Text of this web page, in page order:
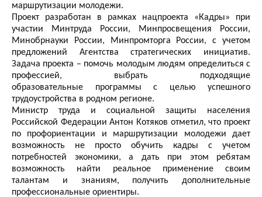
маршрутизации молодежи.
Проект разработан в рамках нацпроекта «Кадры» при
участии Минтруда России, Минпросвещения России,
Минобрнауки России, Минпромторга России, с учетом
предложений Агентства стратегических инициатив.
Задача проекта – помочь молодым людям определиться с
профессией, выбрать подходящие
образовательные программы с целью успешного
трудоустройства в родном регионе.
Министр труда и социальной защиты населения
Российской Федерации Антон Котяков отметил, что проект
по профориентации и маршрутизации молодежи дает
возможность не просто обучить кадры с учетом
потребностей экономики, а дать при этом ребятам
возможность найти реальное применение своим
талантам и знаниям, получить дополнительные
профессиональные ориентиры.